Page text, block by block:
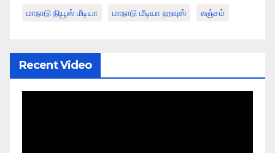
மாநாடு நியூஸ் மீடியா மாநாடு மீடியா ஹவுஸ் லஞ்சம்
Recent Video